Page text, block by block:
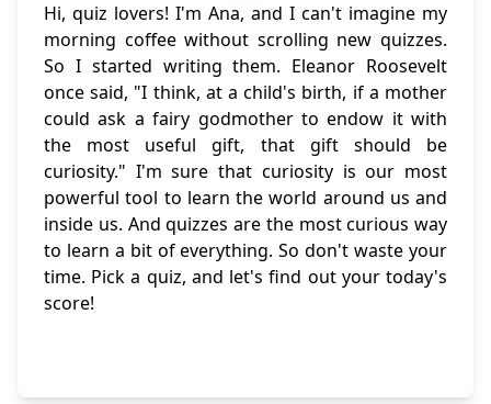
Hi, quiz lovers! I'm Ana, and I can't imagine my
morning coffee without scrolling new quizzes.
So I started writing them. Eleanor Roosevelt
once said, "I think, at a child's birth, if a mother
could ask a fairy godmother to endow it with
the most useful gift, that gift should be
curiosity." I'm sure that curiosity is our most
powerful tool to learn the world around us and
inside us. And quizzes are the most curious way
to learn a bit of everything. So don't waste your
time. Pick a quiz, and let's find out your today's
score!